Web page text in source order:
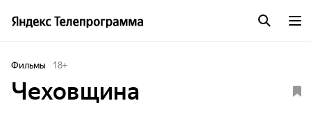
Фильмы 18+
Чеховщина